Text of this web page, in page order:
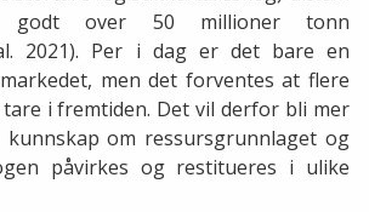
godt over 50 millioner tonn
2021). Per i dag er det bare en
men det forventes at flere
i fremtiden. Det vil derfor bli mer
om ressursgrunnlaget og
påvirkes og restitueres i ulike